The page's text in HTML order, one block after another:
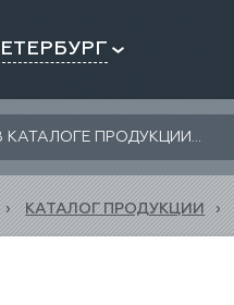
КАТАЛОГ ПРОДУКЦИИ